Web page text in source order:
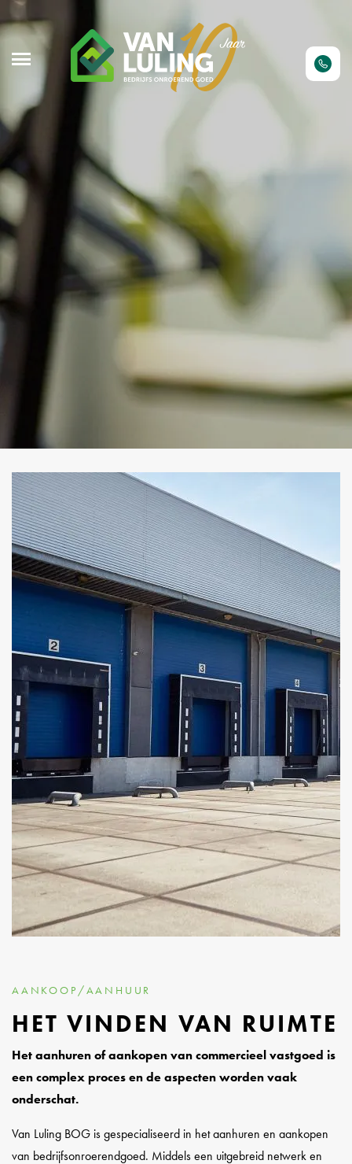
AANKOOP/AANHUUR
HET VINDEN VAN RUIMTE
Het aanhuren of aankopen van commercieel vastgoed is
een complex proces en de aspecten worden vaak
onderschat.
Van Luling BOG is gespecialiseerd in het aanhuren en aankopen
van bedrijfsonroerendgoed. Middels een uitgebreid netwerk en